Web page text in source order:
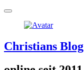
Christians Blog